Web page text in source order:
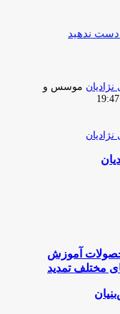
دست ندهید
موسس و
آموزش
مختلف تمدید